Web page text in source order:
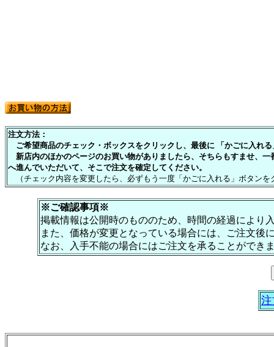
注文方法：
ご希望商品のチェック・ボックスをクリックし、最後に 「かごに入れ
新店内のほかのページのお買い物がありましたら、そちらもすませ、一
へ進んでいただいて、そこで注文を確定してください。
（チェック内容を変更したら、必ずもう一度「かごに入れる」ボタン
※ご確認事項※
掲載情報は公開時のもののため、時間の経過により
また、価格が変更となっている場合には、ご注文後
なお、入手不能の場合にはご注文を承ることができ